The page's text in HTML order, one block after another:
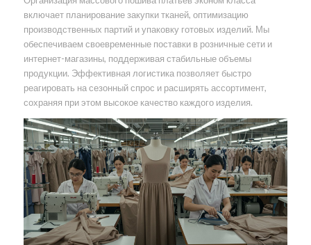
включает планирование закупки тканей, оптимизацию
производственных партий и упаковку готовых изделий. Мы
обеспечиваем своевременные поставки в розничные сети и
интернет-магазины, поддерживая стабильные объемы
продукции. Эффективная логистика позволяет быстро
реагировать на сезонный спрос и расширять ассортимент,
сохраняя при этом высокое качество каждого изделия.